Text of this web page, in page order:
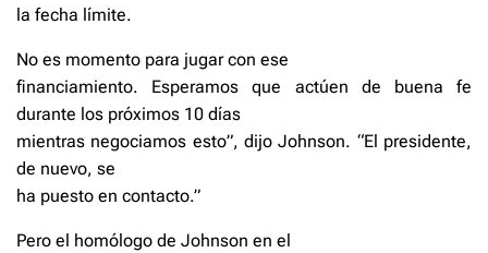
la fecha límite.
No es momento para jugar con ese
financiamiento. Esperamos que actúen de buena fe
durante los próximos 10 días
mientras negociamos esto”, dijo Johnson. “El presidente,
de nuevo, se
ha puesto en contacto.”
Pero el homólogo de Johnson en el